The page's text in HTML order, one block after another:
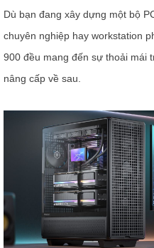
Dù bạn đang xây dựng một bộ
chuyên nghiệp hay workstation
900 đều mang đến sự thoải mái
nâng cấp về sau.